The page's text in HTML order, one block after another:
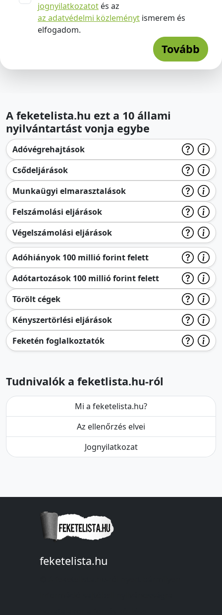
jognyilatkozatot és az
az adatvédelmi közleményt ismerem és
elfogadom.
Tovább
A feketelista.hu ezt a 10 állami
nyilvántartást vonja egybe
Adóvégrehajtások
Csődeljárások
Munkaügyi elmarasztalások
Felszámolási eljárások
Végelszámolási eljárások
Adóhiányok 100 millió forint felett
Adótartozások 100 millió forint felett
Törölt cégek
Kényszertörlési eljárások
Feketén foglalkoztatók
Tudnivalók a feketlista.hu-ról
Mi a feketelista.hu?
Az ellenőrzés elvei
Jognyilatkozat
feketelista.hu